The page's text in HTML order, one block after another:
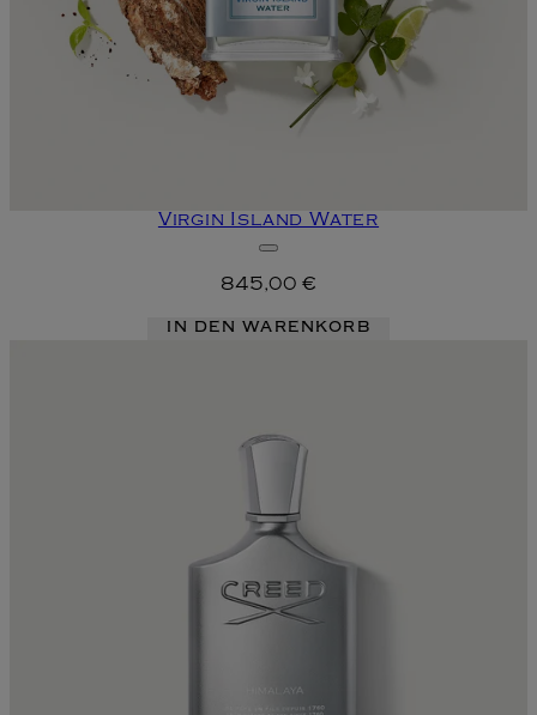
Virgin Island Water
845,00 €
IN DEN WARENKORB